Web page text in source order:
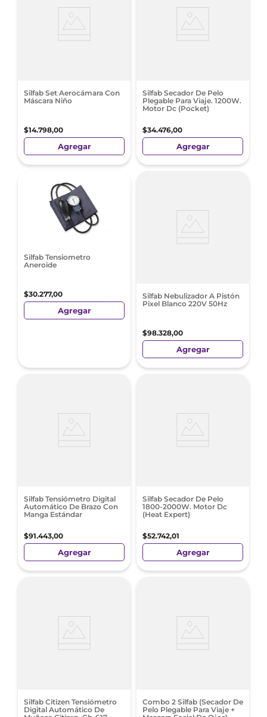
Silfab Set Aerocámara Con
Máscara Niño
$14.798,00
Agregar
Silfab Secador De Pelo
Plegable Para Viaje. 1200W.
Motor Dc (Pocket)
$34.476,00
Agregar
Silfab Tensiometro
Aneroide
$30.277,00
Agregar
Silfab Nebulizador A Pistón
Pixel Blanco 220V 50Hz
$98.328,00
Agregar
Silfab Tensiómetro Digital
Automático De Brazo Con
Manga Estándar
$91.443,00
Agregar
Silfab Secador De Pelo
1800-2000W. Motor Dc
(Heat Expert)
$52.742,01
Agregar
Silfab Citizen Tensiómetro
Digital Automático De
Combo 2 Silfab (Secador De
Pelo Plegable Para Viaje +